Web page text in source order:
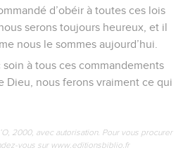
d’obéir à toutes ces lois
serons toujours heureux, et il
nous le sommes aujourd’hui.
soin à tous ces commandements
Dieu, nous ferons vraiment ce qui
2000, avec autorisation. Pour vous procurer
vous sur www.editionsbiblio.fr